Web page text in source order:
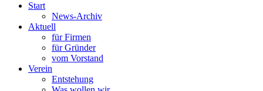
Start
News-Archiv
Aktuell
für Firmen
für Gründer
vom Vorstand
Verein
Entstehung